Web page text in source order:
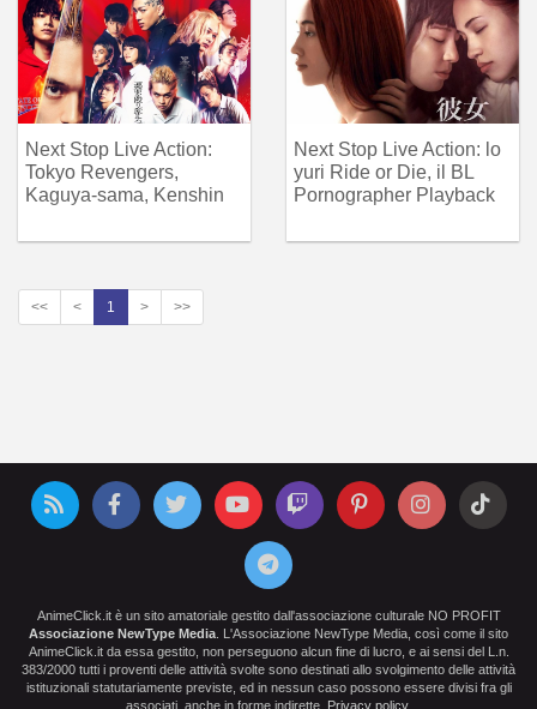
Next Stop Live Action:
Tokyo Revengers,
Kaguya-sama, Kenshin
Next Stop Live Action: lo
yuri Ride or Die, il BL
Pornographer Playback
<< < 1 > >>
AnimeClick.it è un sito amatoriale gestito dall'associazione culturale NO PROFIT
Associazione NewType Media . L'Associazione NewType Media, così come il sito
AnimeClick.it da essa gestito, non perseguono alcun fine di lucro, e ai sensi del L.n.
383/2000 tutti i proventi delle attività svolte sono destinati allo svolgimento delle attività
istituzionali statutariamente previste, ed in nessun caso possono essere divisi fra gli
associati, anche in forme indirette. Privacy policy.